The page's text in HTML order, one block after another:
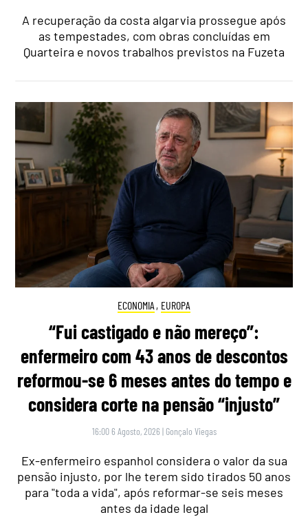
A recuperação da costa algarvia prossegue após
as tempestades, com obras concluídas em
Quarteira e novos trabalhos previstos na Fuzeta
ECONOMIA , EUROPA
“Fui castigado e não mereço”:
enfermeiro com 43 anos de descontos
reformou-se 6 meses antes do tempo e
considera corte na pensão “injusto”
16:00 6 Agosto, 2026 | Gonçalo Viegas
Ex-enfermeiro espanhol considera o valor da sua
pensão injusto, por lhe terem sido tirados 50 anos
para "toda a vida", após reformar-se seis meses
antes da idade legal